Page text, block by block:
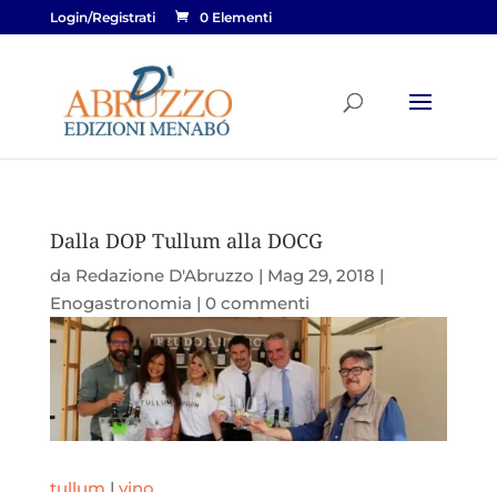
Login/Registrati 0 Elementi
Dalla DOP Tullum alla DOCG
da Redazione D'Abruzzo | Mag 29, 2018 |
Enogastronomia | 0 commenti